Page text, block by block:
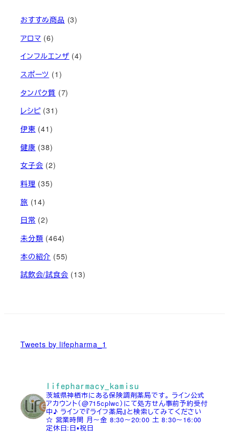
おすすめ商品 (3)
アロマ (6)
インフルエンザ (4)
スポーツ (1)
タンパク質 (7)
レシピ(31)
伊東 (41)
健康 (38)
女子会 (2)
料理 (35)
旅 (14)
日常 (2)
未分類 (464)
本の紹介 (55)
試飲会/試食会 (13)
Tweets by lifepharma_1
lifepharmacy_kamisu
茨城県神栖市にある保険調剤薬局です。 ライン公式
アカウント（@715cplwc）にて処方せん事前予約受付
中♪ ラインで『ライフ薬局』と検索してみてください
☆ 営業時間 月～金 8:30～20:00 土 8:30～16:00
定休日:日▪祝日